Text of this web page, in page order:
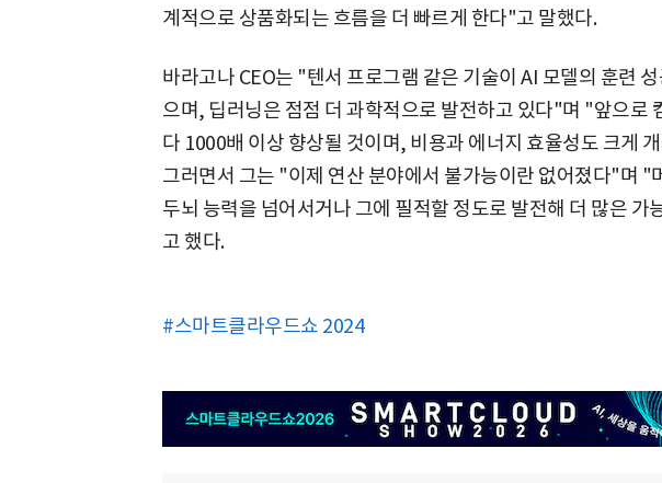
계적으로 상품화되는 흐름을 더 빠르게 한다"고 말했다.
바라고나 CEO는 "텐서 프로그램 같은 기술이 AI 모델의 훈련
으며, 딥러닝은 점점 더 과학적으로 발전하고 있다"며 "앞으로
다 1000배 이상 향상될 것이며, 비용과 에너지 효율성도 크게
그러면서 그는 "이제 연산 분야에서 불가능이란 없어졌다"며 "
두뇌 능력을 넘어서거나 그에 필적할 정도로 발전해 더 많은 가
고 했다.
#스마트클라우드쇼 2024